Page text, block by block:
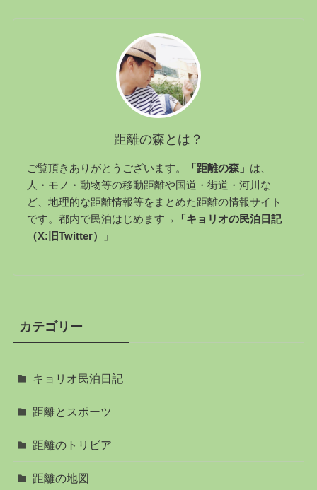
距離の森とは？
ご覧頂きありがとうございます。 「距離の森」 は、
人・モノ・動物等の移動距離や国道・街道・河川な
ど、地理的な距離情報等をまとめた距離の情報サイト
です。都内で民泊はじめます→
「キョリオの民泊日記
（X:旧Twitter）」
カテゴリー
キョリオ民泊日記
距離とスポーツ
距離のトリビア
距離の地図